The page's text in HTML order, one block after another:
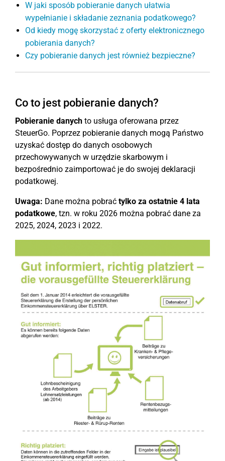
W jaki sposób pobieranie danych ułatwia
wypełnianie i składanie zeznania podatkowego?
Od kiedy mogę skorzystać z oferty elektronicznego
pobierania danych?
Czy pobieranie danych jest również bezpieczne?
Co to jest pobieranie danych?
Pobieranie danych to usługa oferowana przez
SteuerGo. Poprzez pobieranie danych mogą Państwo
uzyskać dostęp do danych osobowych
przechowywanych w urzędzie skarbowym i
bezpośrednio zaimportować je do swojej deklaracji
podatkowej.
Uwaga: Dane można pobrać tylko za ostatnie 4 lata
podatkowe, tzn. w roku 2026 można pobrać dane za
2025, 2024, 2023 i 2022.